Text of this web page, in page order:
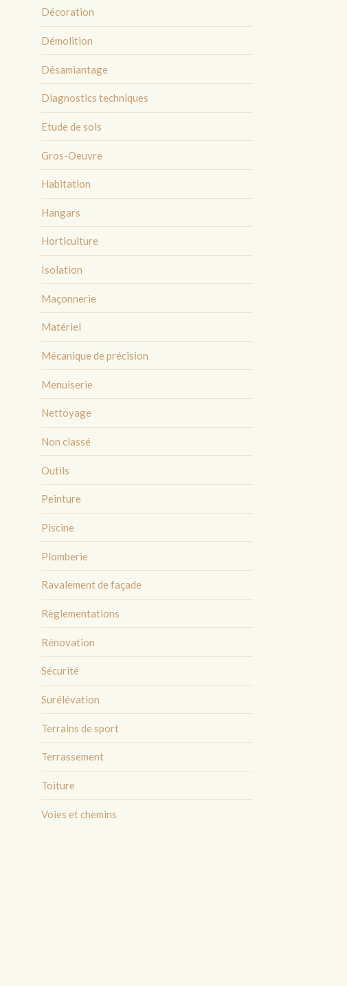
Décoration
Démolition
Désamiantage
Diagnostics techniques
Etude de sols
Gros-Oeuvre
Habitation
Hangars
Horticulture
Isolation
Maçonnerie
Matériel
Mécanique de précision
Menuiserie
Nettoyage
Non classé
Outils
Peinture
Piscine
Plomberie
Ravalement de façade
Règlementations
Rénovation
Sécurité
Surélévation
Terrains de sport
Terrassement
Toiture
Voies et chemins